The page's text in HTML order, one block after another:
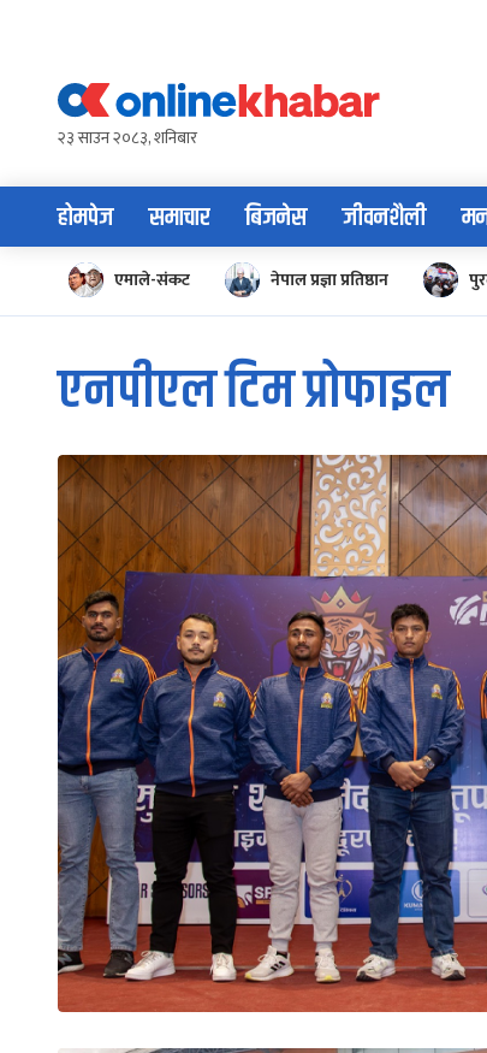
content२३ साउन २०८३, शनिबार
होमपेज समाचार बिजनेस जीवनशैली
एमाले-संकट नेपाल प्रज्ञा प्रतिष्ठान
एनपीएल टिम प्रोफाइल